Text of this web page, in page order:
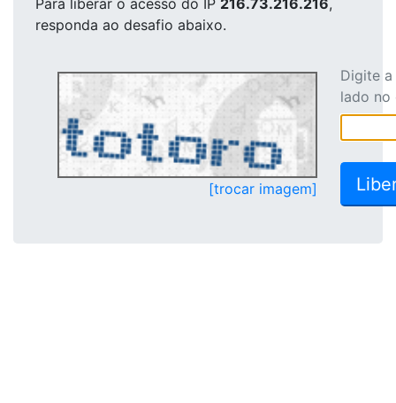
Para liberar o acesso do IP 216.73.216.216,
responda ao desafio abaixo.
[trocar imagem]
Digite
lado no